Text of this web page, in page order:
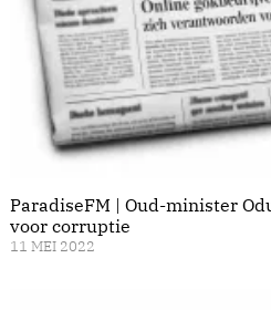
ParadiseFM | Oud-minister
voor corruptie
11 MEI 2022